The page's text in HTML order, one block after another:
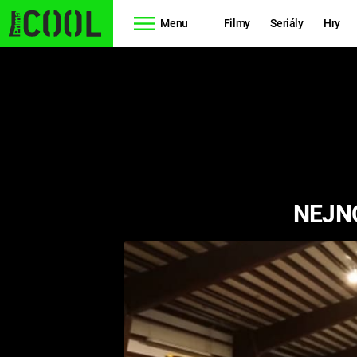
Menu Filmy Seriály Hry
FUTURAMA
RYCHLE A
ZBĚSILE 10
PREDÁTOR